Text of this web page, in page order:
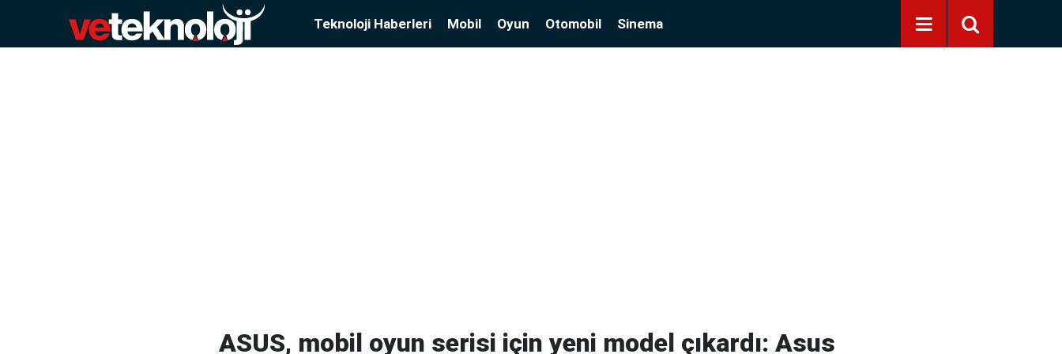
Teknoloji Haberleri Mobil Oyun Otomobil Sinema
ASUS, mobil oyun serisi için yeni model çıkardı: Asus